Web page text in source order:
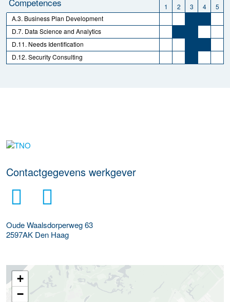
1 2 3 4
5
A.3. Business Plan Development
D.7. Data Science and Analytics
D.11. Needs Identification
D.12. Security Consulting
Meer werkgever details
Contactgegevens werkgever
Oude Waalsdorperweg 63
2597AK Den Haag
+
−